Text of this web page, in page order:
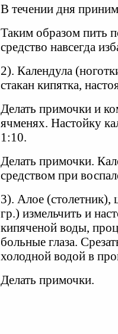
В течении дня
Таким образом пить
средство навсегда
2). Календула
стакан кипятка,
Делать примочки и
ячменях. Настойку
1:10.
Делать примочки.
средством при
3). Алое (столетник),
гр.) измельчить и
кипяченой воды,
больные глаза.
холодной водой в
Делать примочки.